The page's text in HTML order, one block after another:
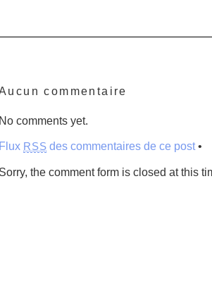
commentaire
No comments yet.
Flux RSS des commentaires de ce post•
Sorry, the comment form is closed at this